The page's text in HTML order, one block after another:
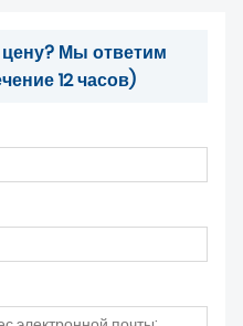
Мы ответим
12 часов)